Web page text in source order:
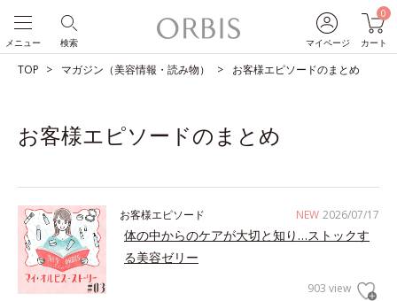
マイページ
0
カート
検索
メニュー
TOP マガジン（美容情報・読み物） お客様エピソードのまとめ
お客様エピソードのまとめ
NEW 2026/07/17
お客様エピソード
体の中からのケアが大切と知り…ストックす
る美容ゼリー
903 view